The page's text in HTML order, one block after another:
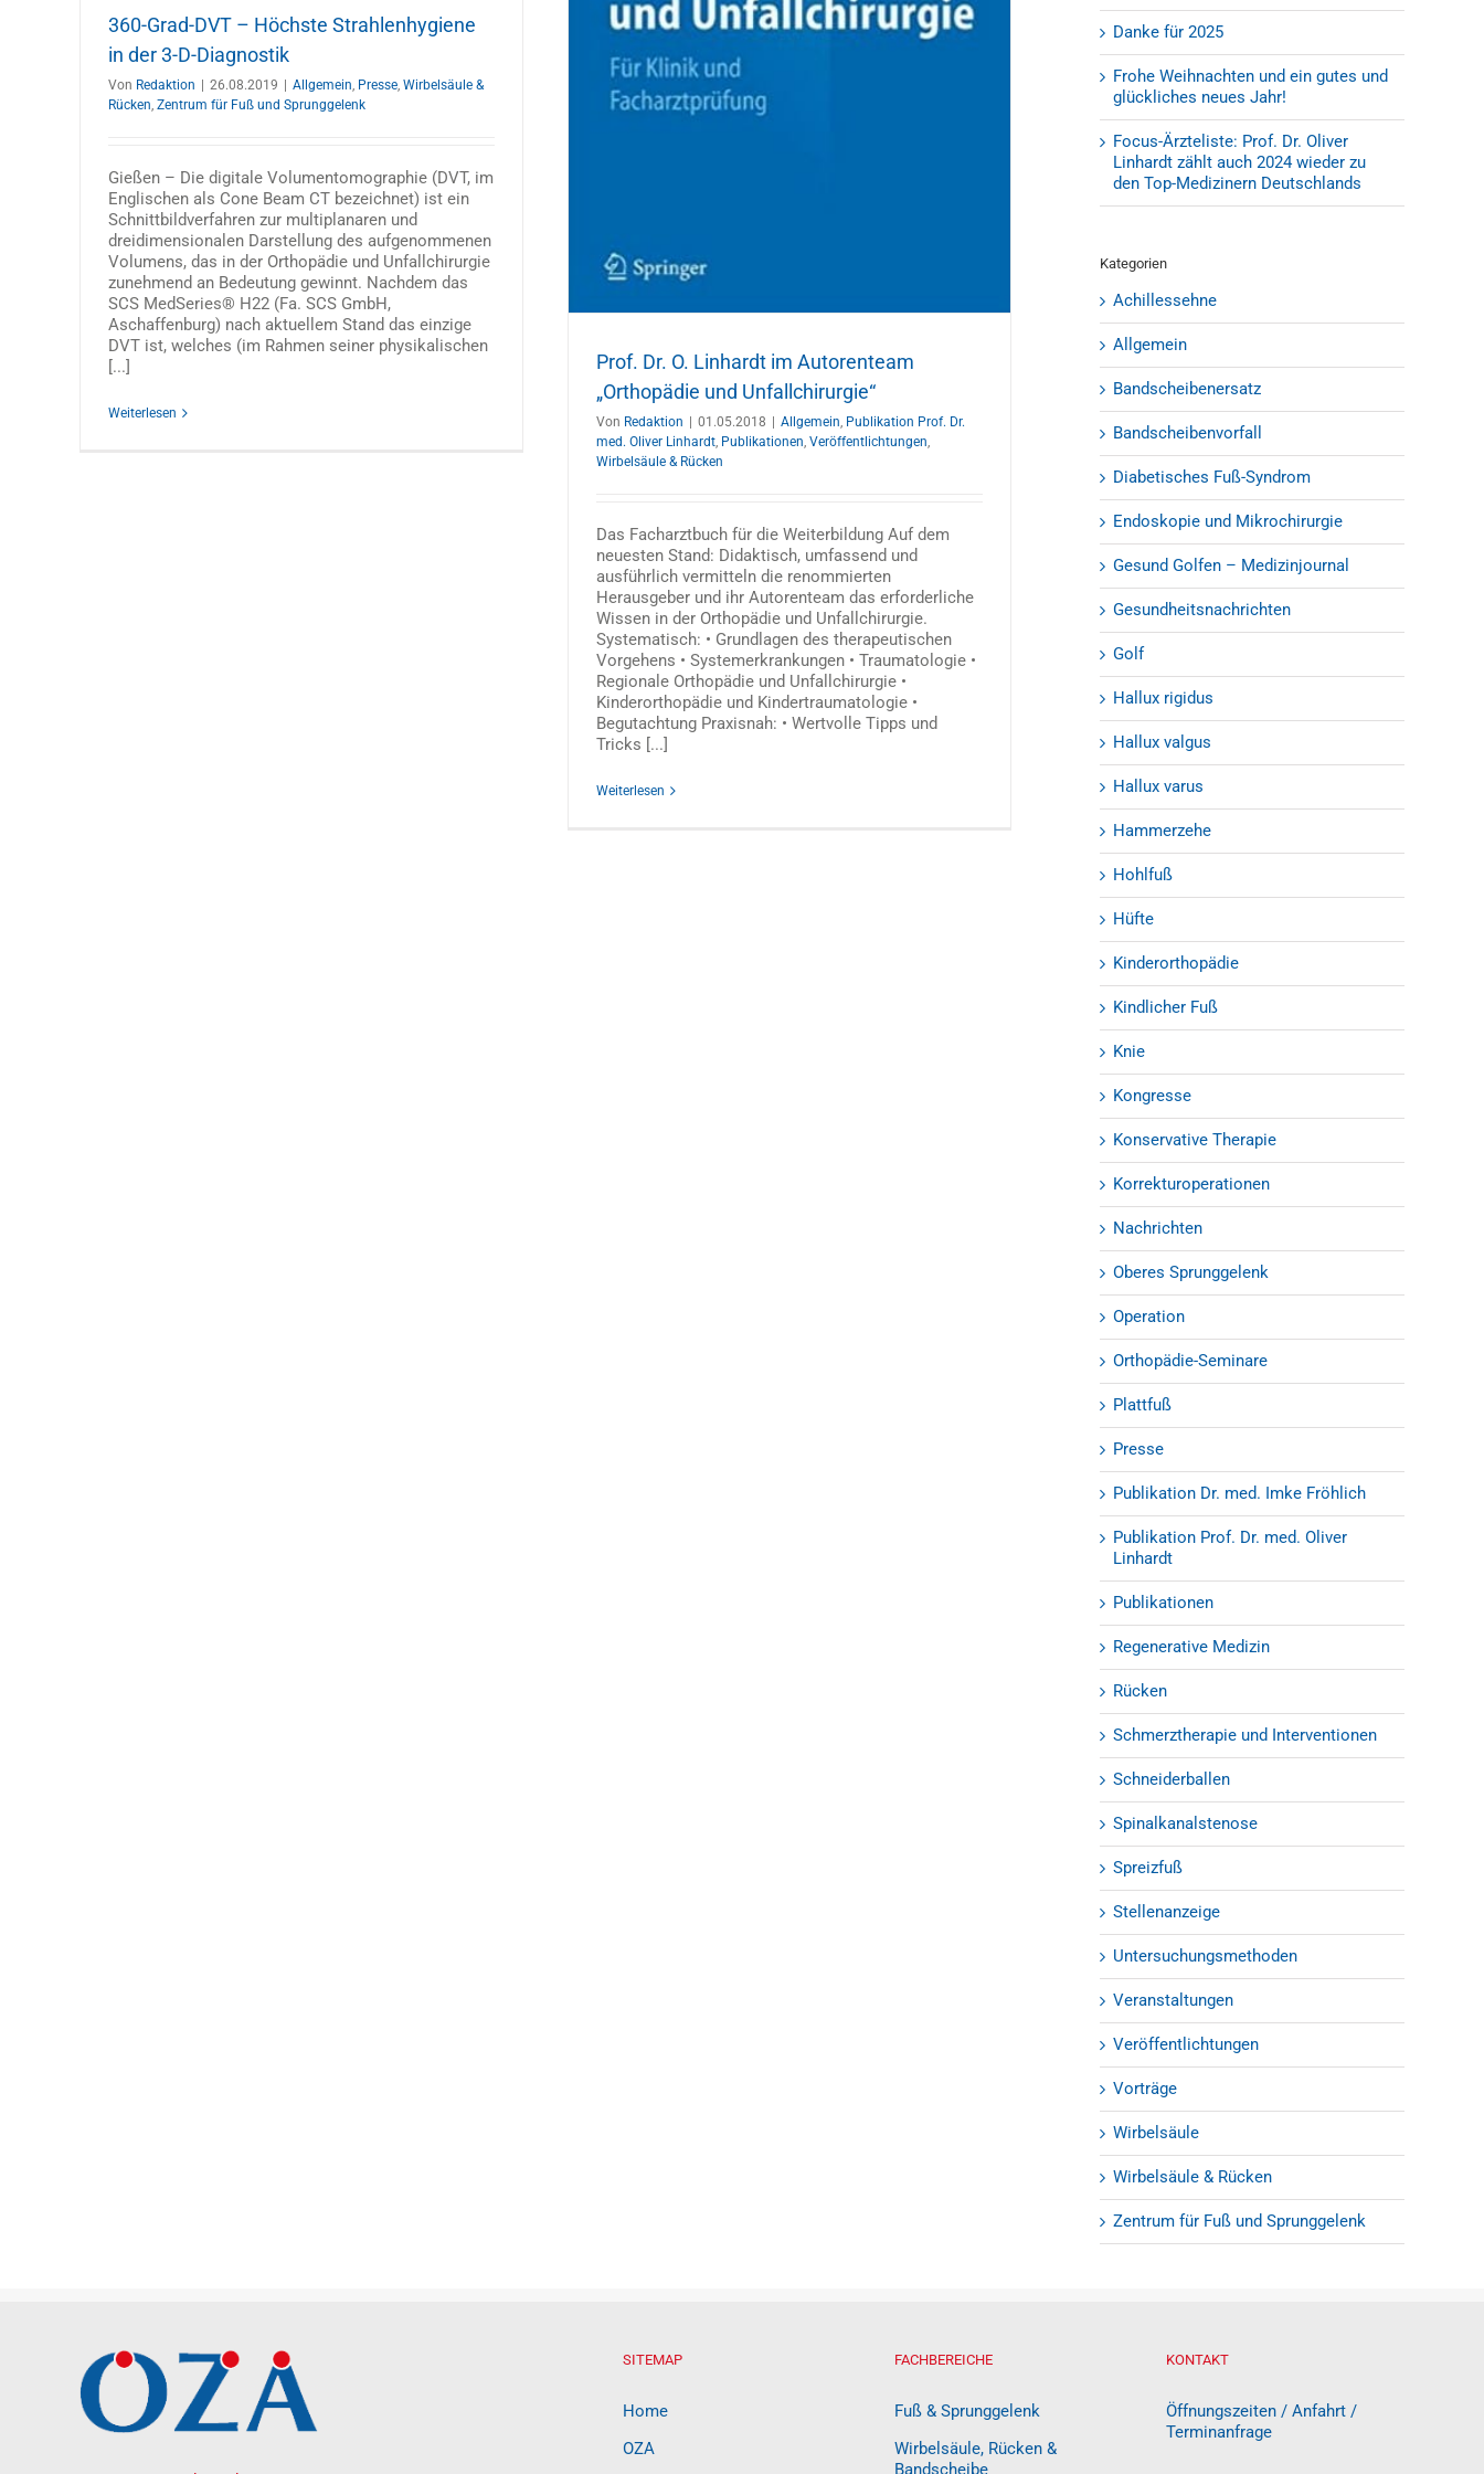
360-Grad-DVT – Höchste Strahlenhygiene
in der 3-D-Diagnostik
Von Redaktion 26.08.2019 Allgemein, Presse, Wirbelsäule &
Rücken, Zentrum für Fuß und Sprunggelenk
Gießen – Die digitale Volumentomographie (DVT, im
Englischen als Cone Beam CT bezeichnet) ist ein
Schnittbildverfahren zur multiplanaren und
dreidimensionalen Darstellung des aufgenommenen
Volumens, das in der Orthopädie und Unfallchirurgie
zunehmend an Bedeutung gewinnt. Nachdem das
SCS MedSeries® H22 (Fa. SCS GmbH,
Aschaffenburg) nach aktuellem Stand das einzige
DVT ist, welches (im Rahmen seiner physikalischen
[...]
Weiterlesen
„Orthopädie und Unfallchirurgie“
Allgemein
Publikation Prof. Dr. med. Oliver Linhardt
Publikationen Veröffentlichtungen
Prof. Dr. O. Linhardt im Autorenteam
„Orthopädie und Unfallchirurgie“
Von Redaktion | 01.05.2018 | Allgemein Publikation Prof. Dr.
med. Oliver Linhardt Publikationen Veröffentlichtungen
Wirbelsäule & Rücken
Das Facharztbuch für die Weiterbildung Auf dem
neuesten Stand: Didaktisch, umfassend und
ausführlich vermitteln die renommierten
Herausgeber und ihr Autorenteam das erforderliche
Wissen in der Orthopädie und Unfallchirurgie.
Systematisch: • Grundlagen des therapeutischen
Vorgehens • Systemerkrankungen • Traumatologie •
Regionale Orthopädie und Unfallchirurgie •
Kinderorthopädie und Kindertraumatologie •
Begutachtung Praxisnah: • Wertvolle Tipps und
Tricks [...]
Weiterlesen
Danke für 2025
Frohe Weihnachten und ein gutes und
glückliches neues Jahr!
Focus-Ärzteliste: Prof. Dr. Oliver
Linhardt zählt auch 2024 wieder zu
den Top-Medizinern Deutschlands
Kategorien
Achillessehne
Allgemein
Bandscheibenersatz
Bandscheibenvorfall
Diabetisches Fuß-Syndrom
Endoskopie und Mikrochirurgie
Gesund Golfen – Medizinjournal
Gesundheitsnachrichten
Golf
Hallux rigidus
Hallux valgus
Hallux varus
Hammerzehe
Hohlfuß
Hüfte
Kinderorthopädie
Kindlicher Fuß
Knie
Kongresse
Konservative Therapie
Korrekturoperationen
Nachrichten
Oberes Sprunggelenk
Operation
Orthopädie-Seminare
Plattfuß
Presse
Publikation Dr. med. Imke Fröhlich
Publikation Prof. Dr. med. Oliver
Linhardt
Publikationen
Regenerative Medizin
Rücken
Schmerztherapie und Interventionen
Schneiderballen
Spinalkanalstenose
Spreizfuß
Stellenanzeige
Untersuchungsmethoden
Veranstaltungen
Veröffentlichtungen
Vorträge
Wirbelsäule
Wirbelsäule & Rücken
Zentrum für Fuß und Sprunggelenk
SITEMAP
Home
OZA
FACHBEREICHE
Fuß & Sprunggelenk
Wirbelsäule, Rücken &
Bandscheibe
KONTAKT
Öffnungszeiten / Anfahrt /
Terminanfrage